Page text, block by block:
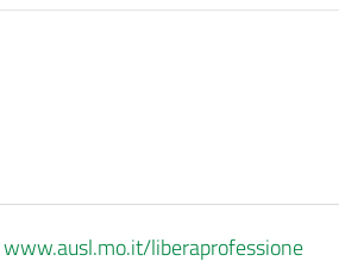
www.ausl.mo.it/liberaprofessione